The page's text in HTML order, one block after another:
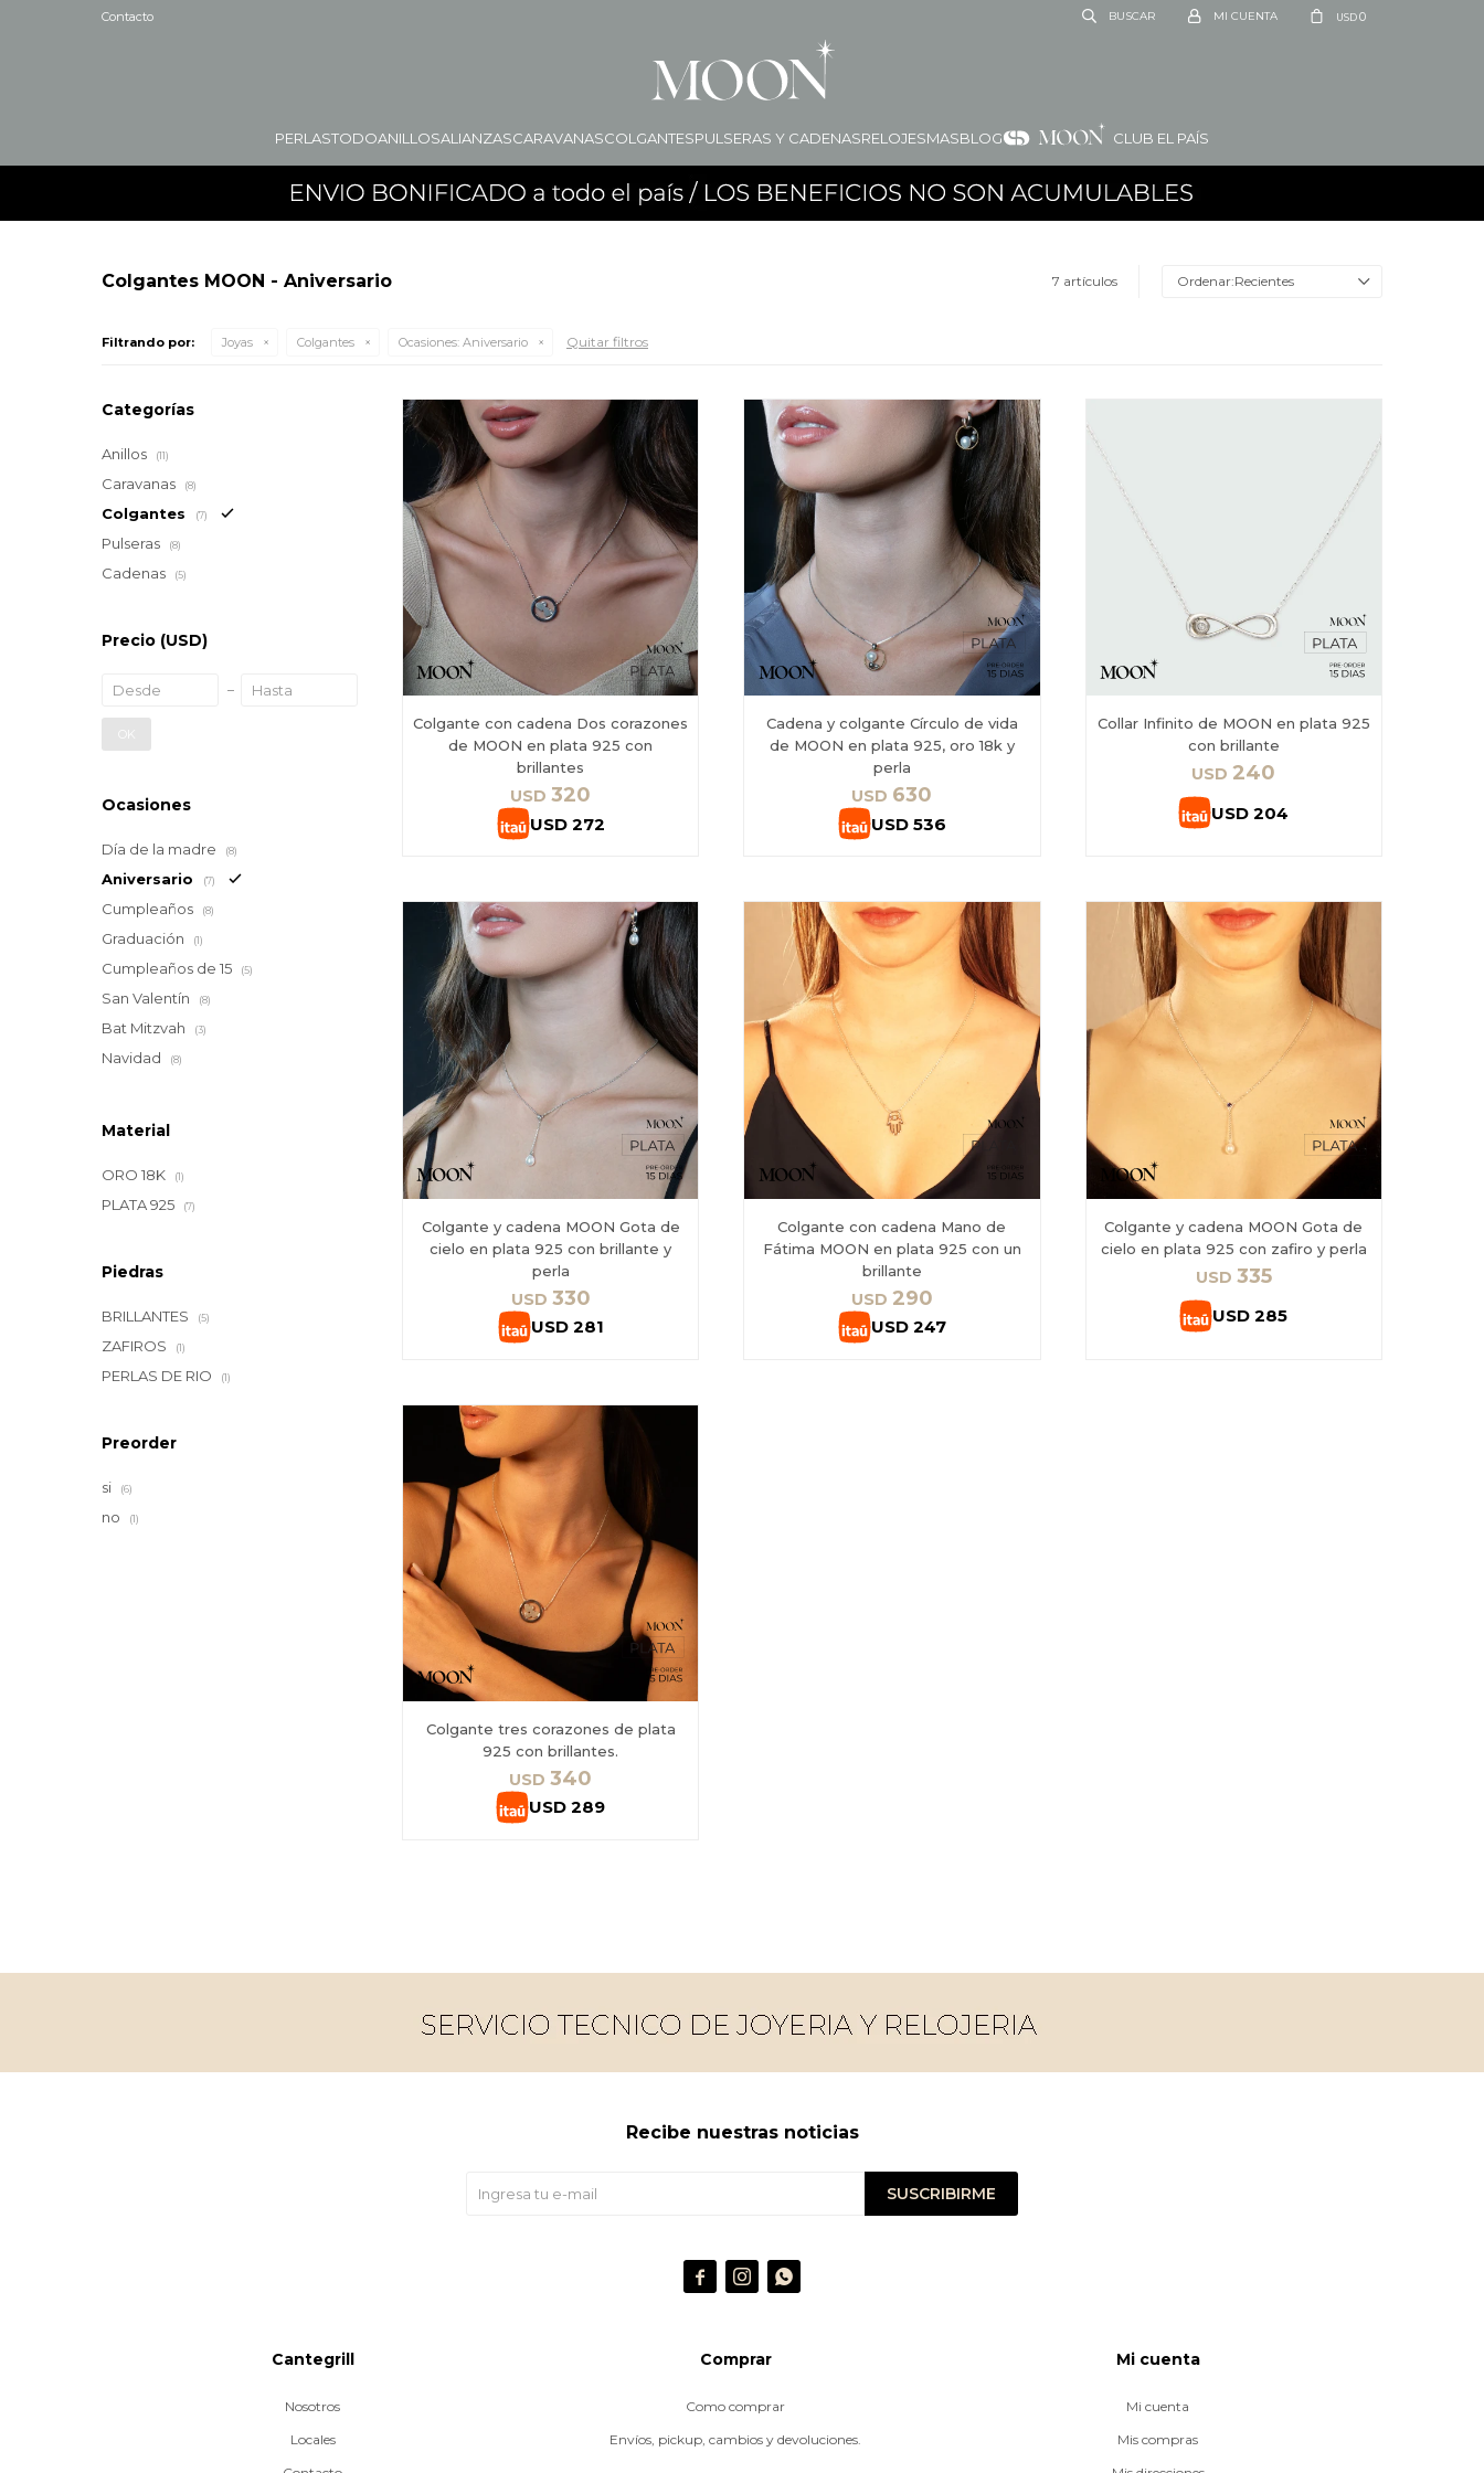
PERLASTODOANILLOSALIANZASCARAVANASCOLGANTESPULSERAS Y CADENASRELOJESMASBLOG CLUB EL PAÍS
USD0
Contacto
Colgantes MOON - Aniversario 7 artículos Recientes
Filtrando por: Joyas Colgantes Ocasiones: Aniversario Quitar filtros
Colgante con cadena Dos corazones
de MOON en plata 925 con
brillantes
USD 320
USD 272
Cadena y colgante Círculo de vida
de MOON en plata 925, oro 18k y
perla
USD 630
USD 536
Collar Infinito de MOON en plata 925
con brillante
USD 240
USD 204
Colgante y cadena MOON Gota de
cielo en plata 925 con brillante y
perla
USD 330
USD 281
Colgante con cadena Mano de
Fátima MOON en plata 925 con un
brillante
USD 290
USD 247
Colgante y cadena MOON Gota de
cielo en plata 925 con zafiro y perla
USD 335
USD 285
Colgante tres corazones de plata
925 con brillantes.
USD 340
USD 289
Categorías
Anillos (11)
Caravanas (8)
Colgantes (7)
Pulseras (8)
Cadenas (5)
Precio (USD)
OK
Ocasiones
Día de la madre (8)
Aniversario (7)
Cumpleaños (8)
Graduación (1)
Cumpleaños de 15 (5)
San Valentín (8)
Bat Mitzvah (3)
Navidad (8)
Material
ORO 18K (1)
PLATA 925 (7)
Piedras
BRILLANTES (5)
ZAFIROS (1)
PERLAS DE RIO (1)
Preorder
si (6)
no (1)
Cantegrill
Nosotros
Locales
Comprar
Como comprar
Envíos, pickup, cambios y devoluciones.
Mi cuenta
Mi cuenta
Mis compras
Recibe nuestras noticias
SUSCRIBIRME
  